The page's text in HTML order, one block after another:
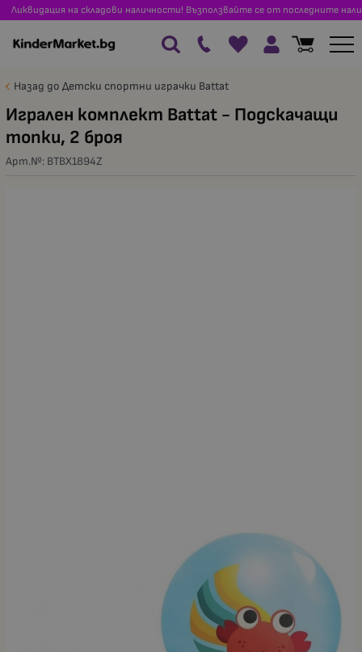
Ликвидация на складови наличности! Възползвайте се от последните
Назад до Детски спортни играчки Battat
Игрален комплект Battat - Подскачащи
топки, 2 броя
Арт.№: BTBX1894Z